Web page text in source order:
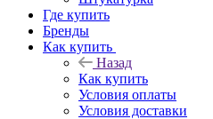
Где купить
Бренды
Как купить
Назад
Как купить
Условия оплаты
Условия доставки